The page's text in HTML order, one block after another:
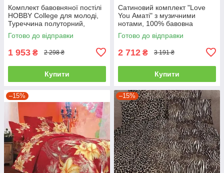
Комплект бавовняної постілі
HOBBY College для молоді,
Туреччина полуторний,
червоний
Готово до відправки
1 953 ₴ 2 298 ₴
Купити
Сатиновий комплект "Love
You Аматі" з музичними
нотами, 100% бавовна
полуторний
Готово до відправки
2 712 ₴ 3 191 ₴
Купити
–15% –15%